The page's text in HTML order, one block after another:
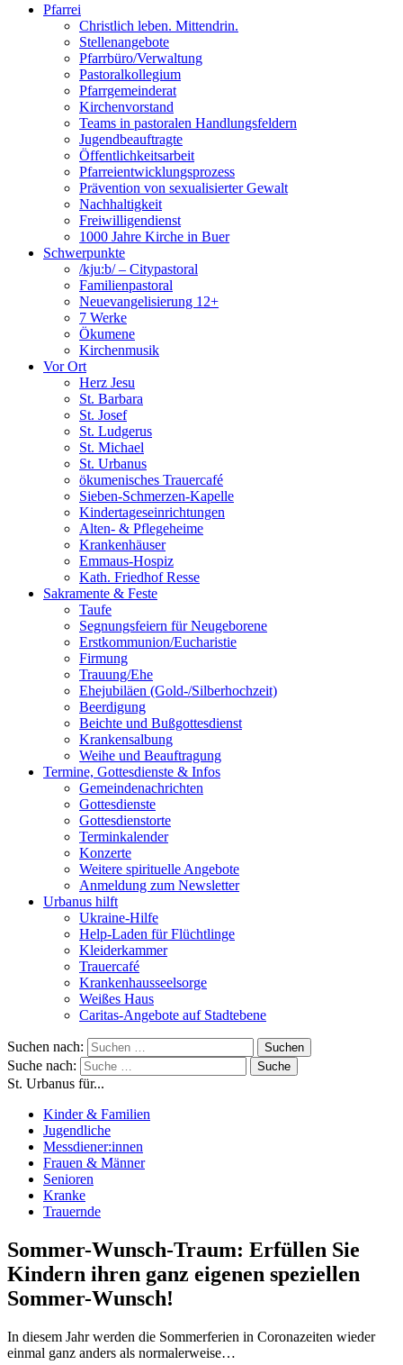
Pfarrei
Christlich leben. Mittendrin.
Stellenangebote
Pfarrbüro/Verwaltung
Pastoralkollegium
Pfarrgemeinderat
Kirchenvorstand
Teams in pastoralen Handlungsfeldern
Jugendbeauftragte
Öffentlichkeitsarbeit
Pfarreientwicklungsprozess
Prävention von sexualisierter Gewalt
Nachhaltigkeit
Freiwilligendienst
1000 Jahre Kirche in Buer
Schwerpunkte
/kju:b/ – Citypastoral
Familienpastoral
Neuevangelisierung 12+
7 Werke
Ökumene
Kirchenmusik
Vor Ort
Herz Jesu
St. Barbara
St. Josef
St. Ludgerus
St. Michael
St. Urbanus
ökumenisches Trauercafé
Sieben-Schmerzen-Kapelle
Kindertageseinrichtungen
Alten- & Pflegeheime
Krankenhäuser
Emmaus-Hospiz
Kath. Friedhof Resse
Sakramente & Feste
Taufe
Segnungsfeiern für Neugeborene
Erstkommunion/Eucharistie
Firmung
Trauung/Ehe
Ehejubiläen (Gold-/Silberhochzeit)
Beerdigung
Beichte und Bußgottesdienst
Krankensalbung
Weihe und Beauftragung
Termine, Gottesdienste & Infos
Gemeindenachrichten
Gottesdienste
Gottesdienstorte
Terminkalender
Konzerte
Weitere spirituelle Angebote
Anmeldung zum Newsletter
Urbanus hilft
Ukraine-Hilfe
Help-Laden für Flüchtlinge
Kleiderkammer
Trauercafé
Krankenhausseelsorge
Weißes Haus
Caritas-Angebote auf Stadtebene
Suchen nach:
Suche nach:
St. Urbanus für...
Kinder & Familien
Jugendliche
Messdiener:innen
Frauen & Männer
Senioren
Kranke
Trauernde
Sommer-Wunsch-Traum: Erfüllen Sie
Kindern ihren ganz eigenen speziellen
Sommer-Wunsch!
In diesem Jahr werden die Sommerferien in Coronazeiten wieder
einmal ganz anders als normalerweise…